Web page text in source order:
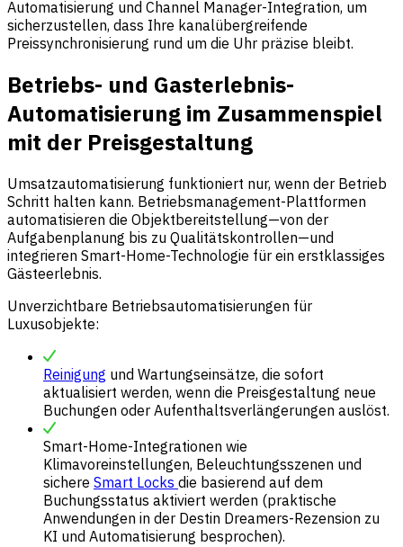
Automatisierung und Channel Manager-Integration, um
sicherzustellen, dass Ihre kanalübergreifende
Preissynchronisierung rund um die Uhr präzise bleibt.
Betriebs- und Gasterlebnis-
Automatisierung im Zusammenspiel
mit der Preisgestaltung
Umsatzautomatisierung funktioniert nur, wenn der Betrieb
Schritt halten kann. Betriebsmanagement-Plattformen
automatisieren die Objektbereitstellung—von der
Aufgabenplanung bis zu Qualitätskontrollen—und
integrieren Smart-Home-Technologie für ein erstklassiges
Gästeerlebnis.
Unverzichtbare Betriebsautomatisierungen für
Luxusobjekte:
Reinigung und Wartungseinsätze, die sofort
aktualisiert werden, wenn die Preisgestaltung neue
Buchungen oder Aufenthaltsverlängerungen auslöst.
Smart-Home-Integrationen wie
Klimavoreinstellungen, Beleuchtungsszenen und
sichere Smart Locks die basierend auf dem
Buchungsstatus aktiviert werden (praktische
Anwendungen in der Destin Dreamers-Rezension zu
KI und Automatisierung besprochen).